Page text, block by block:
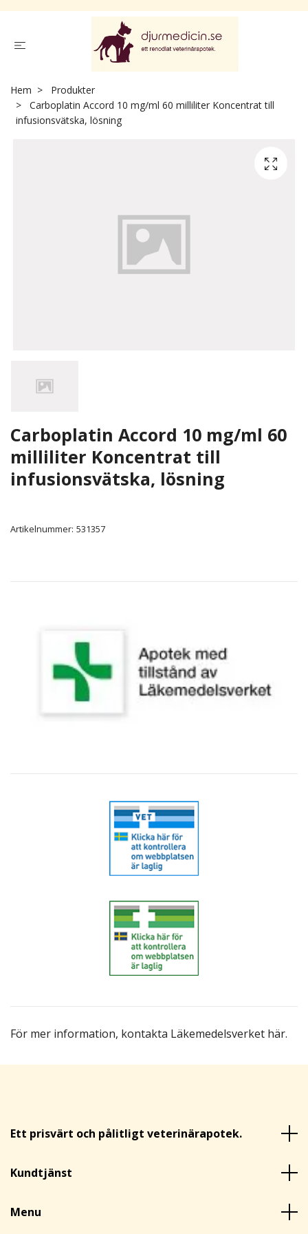
För mer information, kontakta Läkemedelsverket här.
Hem
Produkter
Carboplatin Accord 10 mg/ml 60 milliliter Koncentrat till
infusionsvätska, lösning
Carboplatin Accord 10 mg/ml 60
milliliter Koncentrat till
infusionsvätska, lösning
Artikelnummer: 531357
Ett prisvärt och pålitligt veterinärapotek.
Kundtjänst
Menu